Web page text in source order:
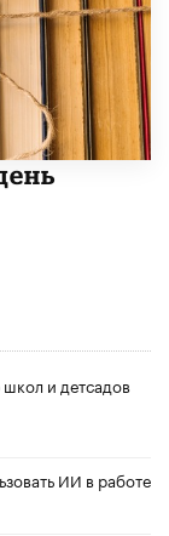
и детсадов
ИИ в работе